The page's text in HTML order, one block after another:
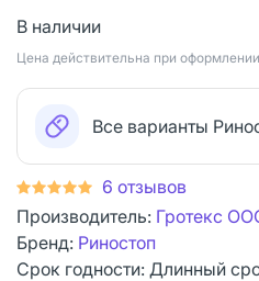
В наличии
Цена действительна при
Все варианты
6 отзывов
Производитель: Гротекс
Бренд: Риностоп
Срок годности: Длинный